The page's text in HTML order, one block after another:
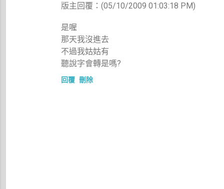
版主回覆：(05/10/2009 01:03:18 PM)
是喔
那天我沒進去
不過我姑姑有
聽說字會轉是嗎?
回覆 刪除